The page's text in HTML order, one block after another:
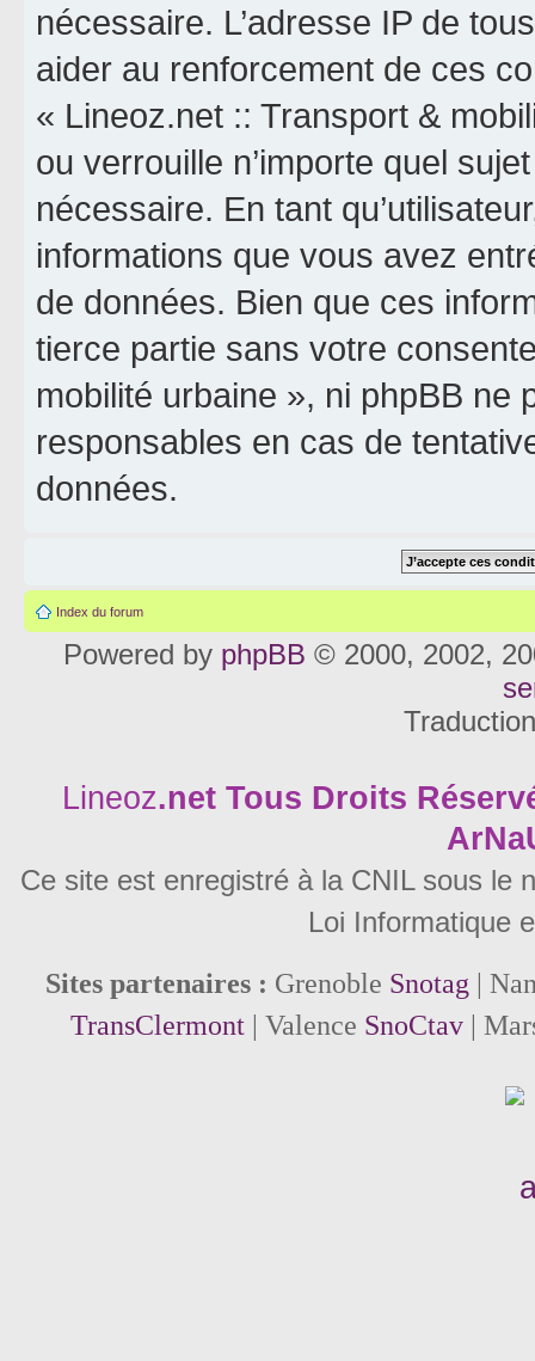
nécessaire. L’adresse IP de
aider au renforcement de ces
« Lineoz.net :: Transport &
ou verrouille n’importe quel
nécessaire. En tant
informations que vous avez
de données. Bien que ces
tierce partie sans votre
mobilité urbaine », ni phpBB ne
responsables en cas de
données.
Index du forum
Powered by phpBB © 2000, 2002,
Lineoz.net Tous Droits
Ce site est enregistré à la CNIL sous le
Loi Informatique
Sites partenaires : Grenoble Snotag |
TransClermont| Valence SnoCtav|